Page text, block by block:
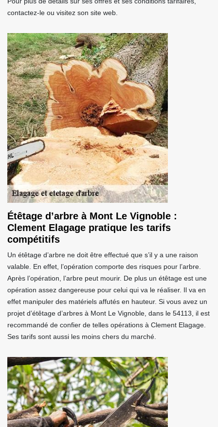
contactez-le ou visitez son site web.
Étêtage d’arbre à Mont Le Vignoble :
Clement Elagage pratique les tarifs
compétitifs
Un étêtage d’arbre ne doit être effectué que s’il y a une raison
valable. En effet, l’opération comporte des risques pour l’arbre.
Après l’opération, l’arbre peut mourir. De plus un étêtage est une
opération assez dangereuse pour celui qui va le réaliser. Il va en
effet manipuler des matériels affutés en hauteur. Si vous avez un
projet d’étêtage d’arbres à Mont Le Vignoble, dans le 54113, il est
recommandé de confier de telles opérations à Clement Elagage.
Ses tarifs sont aussi les moins chers du marché.